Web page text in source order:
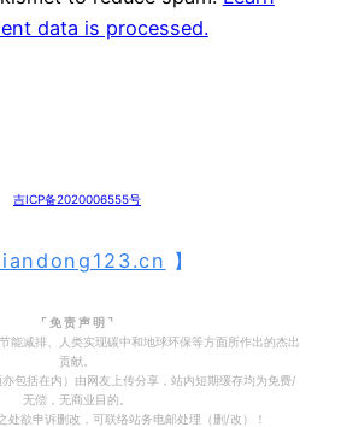
data is processed.
吉ICP备2020006555号
】
⌜ 免 责 声 明 ⌝
能减排、人类实现碳中和地球环保等方面所作出的杰出
贡献。
包括在内）由网友上传分享，站内短期缓存均为免费/
无偿，无商业目的。
处欲申诉删改，可联络站务电邮处理（删/改）！